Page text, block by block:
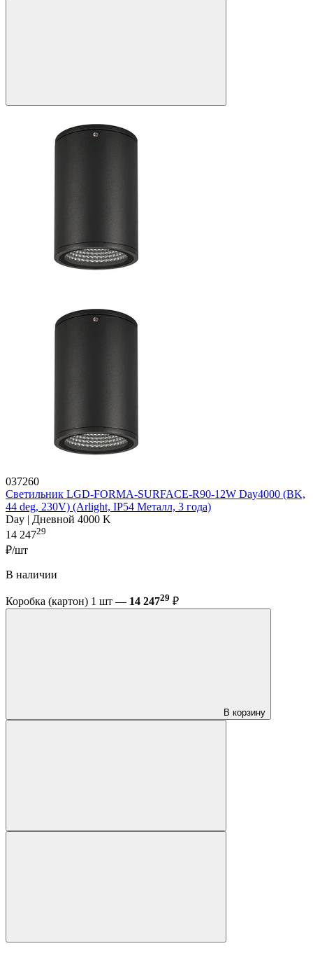
037260
Светильник LGD-FORMA-SURFACE-R90-12W Day4000 (BK,
44 deg, 230V) (Arlight, IP54 Металл, 3 года)
Day | Дневной 4000 K
14 24729
₽/шт
В наличии
Коробка (картон) 1 шт — 14 24729 ₽
В корзину